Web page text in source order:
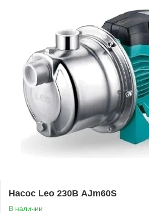
Насос Leo 230В AJm60S
В наличии